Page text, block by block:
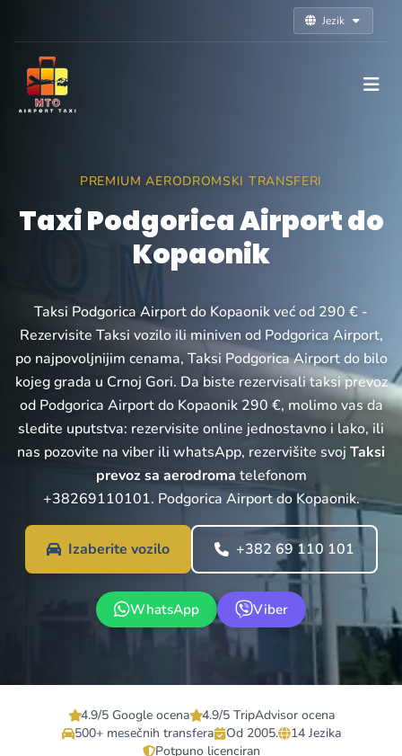
Jezik
PREMIUM AERODROMSKI TRANSFERI
Taxi Podgorica Airport do
Kopaonik
Taksi Podgorica Airport do Kopaonik već od 290 € -
Rezervisite Taksi vozilo ili miniven od Podgorica Airport,
po najpovoljnijim cenama, Taksi Podgorica Airport do bilo
kojeg grada u Crnoj Gori. Da biste rezervisali taksi prevoz
od Podgorica Airport do Kopaonik 290 €, molimo vas da
sledite uputstva: rezervisite online jednostavno i lako, ili
nas pozovite na viber ili whatsApp, rezervišite svoj Taksi
prevoz sa aerodroma telefonom
+38269110101. Podgorica Airport do Kopaonik.
Izaberite vozilo +382 69 110 101
WhatsApp Viber
4.9/5 Google ocena
4.9/5 TripAdvisor ocena
500+ mesečnih transfera
Od 2005.
14 Jezika
Potpuno licenciran